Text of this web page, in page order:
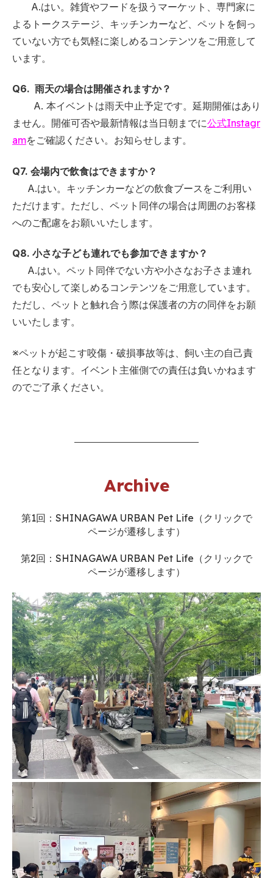
A.はい。雑貨やフードを扱うマーケット、専門家に
よるトークステージ、キッチンカーなど、ペットを飼っ
ていない方でも気軽に楽しめるコンテンツをご用意して
います。
Q6. 雨天の場合は開催されますか？
A. 本イベントは雨天中止予定です。延期開催はあり
ません。開催可否や最新情報は当日朝までに公式Instagr
amをご確認ください。お知らせします。
Q7. 会場内で飲食はできますか？
A.はい。キッチンカーなどの飲食ブースをご利用い
ただけます。ただし、ペット同伴の場合は周囲のお客様
へのご配慮をお願いいたします。
Q8. 小さな子ども連れでも参加できますか？
A.はい。ペット同伴でない方や小さなお子さま連れ
でも安心して楽しめるコンテンツをご用意しています。
ただし、ペットと触れ合う際は保護者の方の同伴をお願
いいたします。
※ペットが起こす咬傷・破損事故等は、飼い主の自己責
任となります。イベント主催側での責任は負いかねます
のでご了承ください。
Archive
第1回：SHINAGAWA URBAN Pet Life（クリックで
ページが遷移します）
第2回：SHINAGAWA URBAN Pet Life（クリックで
ページが遷移します）